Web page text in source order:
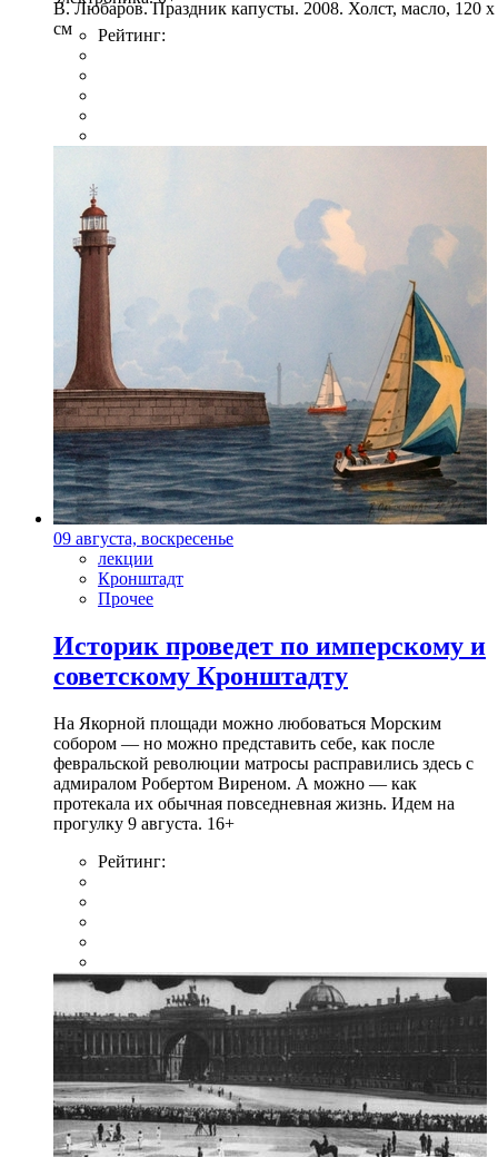
В. Любаров. Праздник капусты. 2008. Холст, масло, 120 х
см
Рейтинг:
09 августа, воскресенье
лекции
Кронштадт
Прочее
Историк проведет по имперскому и
советскому Кронштадту
На Якорной площади можно любоваться Морским
собором — но можно представить себе, как после
февральской революции матросы расправились здесь с
адмиралом Робертом Виреном. А можно — как
протекала их обычная повседневная жизнь. Идем на
прогулку 9 августа. 16+
Рейтинг: